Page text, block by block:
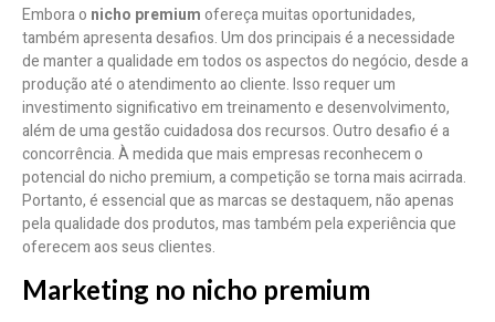
Embora o nicho premiumofereça muitas oportunidades,
também apresenta desafios. Um dos principais é a necessidade
de manter a qualidade em todos os aspectos do negócio, desde a
produção até o atendimento ao cliente. Isso requer um
investimento significativo em treinamento e desenvolvimento,
além de uma gestão cuidadosa dos recursos. Outro desafio é a
concorrência. À medida que mais empresas reconhecem o
potencial do nicho premium, a competição se torna mais acirrada.
Portanto, é essencial que as marcas se destaquem, não apenas
pela qualidade dos produtos, mas também pela experiência que
oferecem aos seus clientes.
Marketing no nicho premium